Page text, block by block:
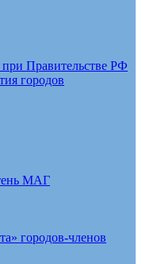
Правительстве РФ
городов
МАГ
городов-членов